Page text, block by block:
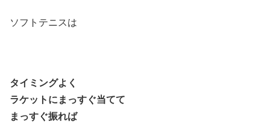
ソフトテニスは
タイミングよく
ラケットにまっすぐ当てて
まっすぐ振れば